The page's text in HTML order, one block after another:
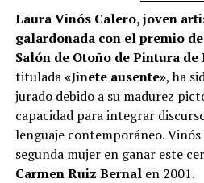
Laura Vinós Calero, joven
galardonada con el premio
Salón de Otoño de Pintura de
titulada«Jinete ausente», ha
jurado debido a su madurez
capacidad para integrar
lenguaje contemporáneo.
segunda mujer en ganar este
Carmen Ruiz Bernalen 2001.